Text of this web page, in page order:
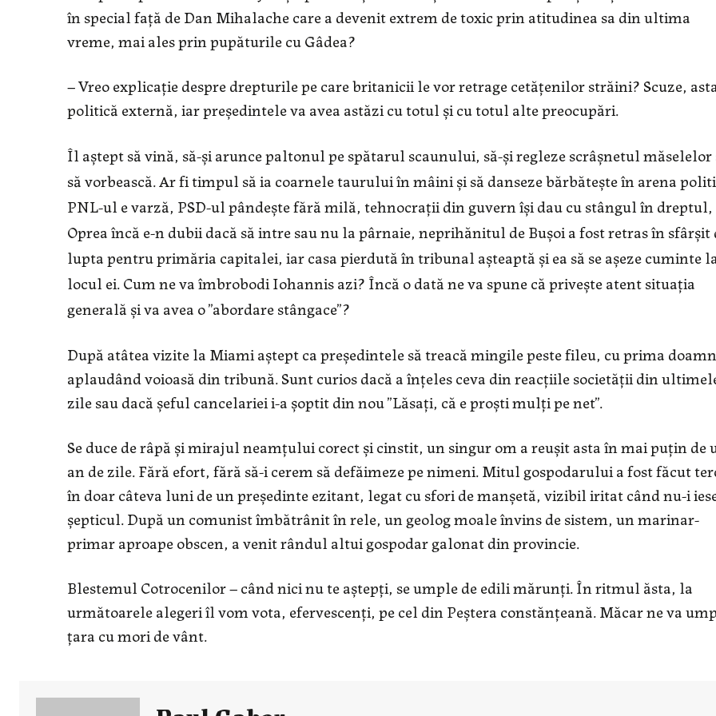
în special față de Dan Mihalache care a devenit extrem de toxic prin atitudinea sa din ultima
vreme, mai ales prin pupăturile cu Gâdea?
– Vreo explicație despre drepturile pe care britanicii le vor retrage cetățenilor străini? Scuze,
politică externă, iar președintele va avea astăzi cu totul și cu totul alte preocupări.
Îl aștept să vină, să-și arunce paltonul pe spătarul scaunului, să-și regleze scrâșnetul măselelor
să vorbească. Ar fi timpul să ia coarnele taurului în mâini și să danseze bărbătește în arena
PNL-ul e varză, PSD-ul pândește fără milă, tehnocrații din guvern își dau cu stângul în dreptul,
Oprea încă e-n dubii dacă să intre sau nu la pârnaie, neprihănitul de Bușoi a fost retras în sfârșit
lupta pentru primăria capitalei, iar casa pierdută în tribunal așteaptă și ea să se așeze cuminte
locul ei. Cum ne va îmbrobodi Iohannis azi? Încă o dată ne va spune că privește atent situația
generală și va avea o ”abordare stângace”?
După atâtea vizite la Miami aștept ca președintele să treacă mingile peste fileu, cu prima
aplaudând voioasă din tribună. Sunt curios dacă a înțeles ceva din reacțiile societății din
zile sau dacă șeful cancelariei i-a șoptit din nou ”Lăsați, că e proști mulți pe net”.
Se duce de râpă și mirajul neamțului corect și cinstit, un singur om a reușit asta în mai puțin de
an de zile. Fără efort, fără să-i cerem să defăimeze pe nimeni. Mitul gospodarului a fost făcut
în doar câteva luni de un președinte ezitant, legat cu sfori de manșetă, vizibil iritat când nu-i
șepticul. După un comunist îmbătrânit în rele, un geolog moale învins de sistem, un marinar-
primar aproape obscen, a venit rândul altui gospodar galonat din provincie.
Blestemul Cotrocenilor – când nici nu te aștepți, se umple de edili mărunți. În ritmul ăsta, la
următoarele alegeri îl vom vota, efervescenți, pe cel din Peștera constănțeană. Măcar ne va
țara cu mori de vânt.